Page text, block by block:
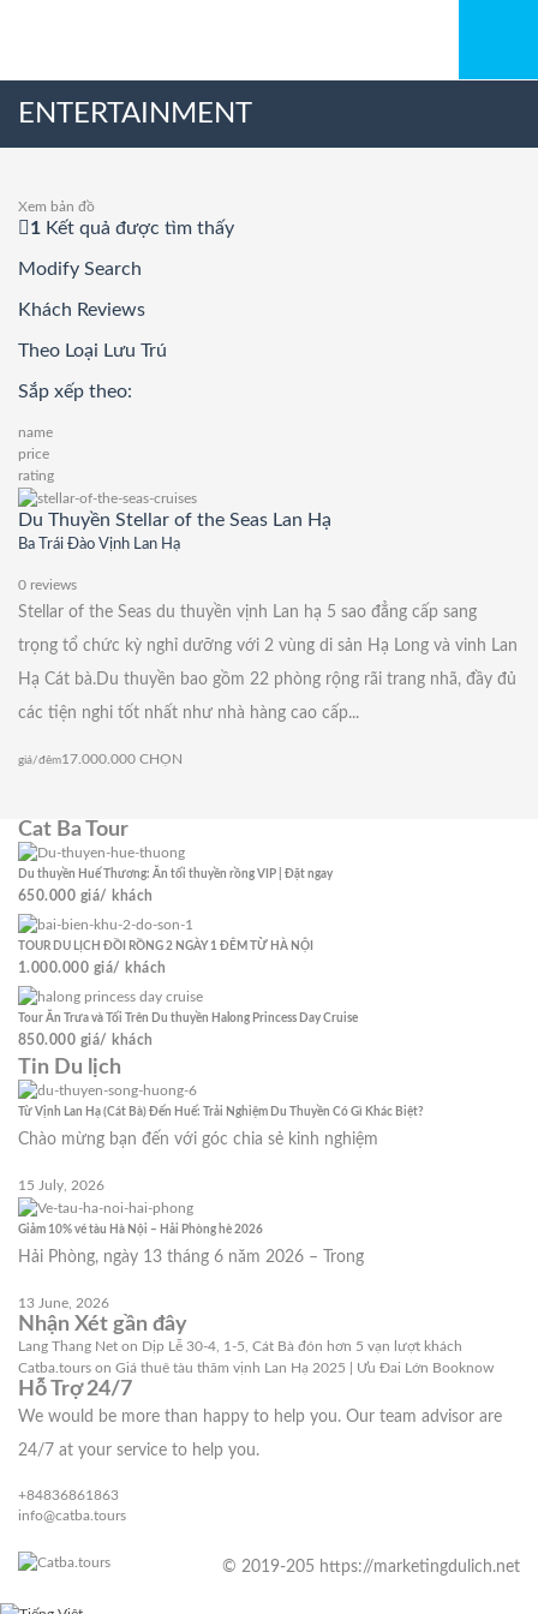
ENTERTAINMENT
Xem bản đồ
1 Kết quả được tìm thấy
Modify Search
Khách Reviews
Theo Loại Lưu Trú
Sắp xếp theo:
name
price
rating
Du Thuyền Stellar of the Seas Lan Hạ
Ba Trái Đào Vịnh Lan Hạ
0 reviews
Stellar of the Seas du thuyền vịnh Lan hạ 5 sao đẳng cấp sang
trọng tổ chức kỳ nghỉ dưỡng với 2 vùng di sản Hạ Long và vinh Lan
Hạ Cát bà.Du thuyền bao gồm 22 phòng rộng rãi trang nhã, đầy đủ
các tiện nghi tốt nhất như nhà hàng cao cấp...
giá/đêm17.000.000 CHỌN
Cat Ba Tour
Du thuyền Huế Thương: Ăn tối thuyền rồng VIP | Đặt ngay
650.000 giá/ khách
TOUR DU LỊCH ĐỒI RỒNG 2 NGÀY 1 ĐÊM TỪ HÀ NỘI
1.000.000 giá/ khách
Tour Ăn Trưa và Tối Trên Du thuyền Halong Princess Day Cruise
850.000 giá/ khách
Tin Du lịch
Từ Vịnh Lan Hạ (Cát Bà) Đến Huế: Trải Nghiệm Du Thuyền Có Gì Khác Biệt?
Chào mừng bạn đến với góc chia sẻ kinh nghiệm
15 July, 2026
Giảm 10% vé tàu Hà Nội – Hải Phòng hè 2026
Hải Phòng, ngày 13 tháng 6 năm 2026 – Trong
13 June, 2026
Nhận Xét gần đây
Lang Thang Net on Dịp Lễ 30-4, 1-5, Cát Bà đón hơn 5 vạn lượt khách
Catba.tours on Giá thuê tàu thăm vịnh Lan Hạ 2025 | Ưu Đai Lớn Booknow
Hỗ Trợ 24/7
We would be more than happy to help you. Our team advisor are
24/7 at your service to help you.
+84836861863
info@catba.tours
© 2019-205 https://marketingdulich.net